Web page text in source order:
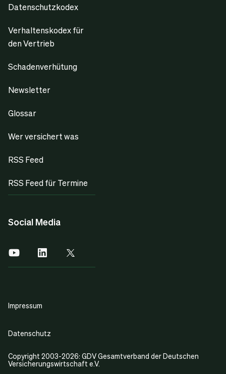
Datenschutzkodex
Verhaltenskodex für
den Vertrieb
Schadenverhütung
Newsletter
Glossar
Wer versichert was
RSS Feed
RSS Feed für Termine
Social Media
Copyright 2003-2026: GDV Gesamtverband der Deutschen
Versicherungswirtschaft e.V.
Impressum
Datenschutz